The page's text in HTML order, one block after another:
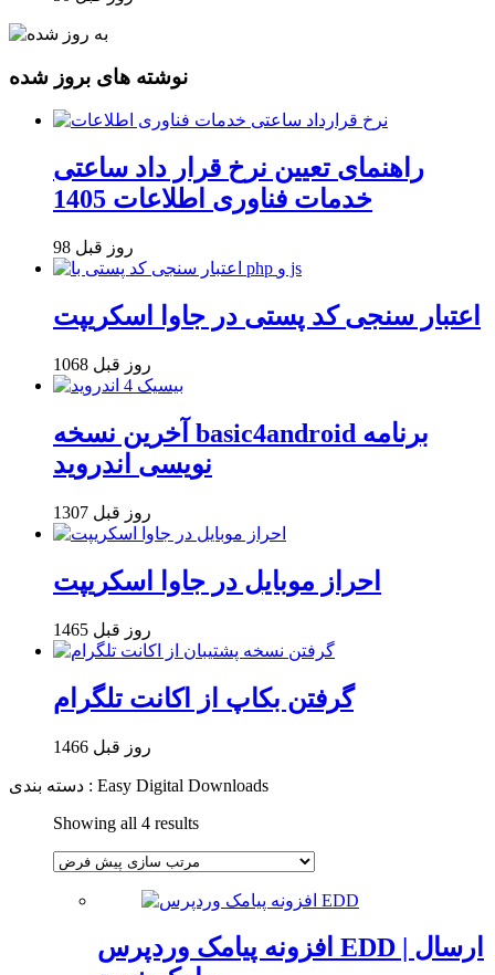
نوشته های بروز شده
راهنمای تعیین نرخ قرار داد ساعتی
خدمات فناوری اطلاعات 1405
98 روز قبل
اعتبار سنجی کد پستی در جاوا اسکریپت
1068 روز قبل
آخرین نسخه basic4android برنامه
نویسی اندروید
1307 روز قبل
احراز موبایل در جاوا اسکریپت
1465 روز قبل
گرفتن بکاپ از اکانت تلگرام
1466 روز قبل
دسته بندی : Easy Digital Downloads
Showing all 4 results
افزونه پیامک وردپرس EDD | ارسال